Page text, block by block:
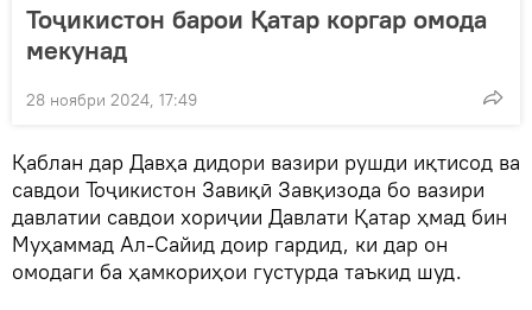
Тоҷикистон барои Қатар коргар омода
мекунад
28 ноябри 2024, 17:49
Қаблан дар Давҳа дидори вазири рушди иқтисод ва
савдои Тоҷикистон Завиқӣ Завқизода бо вазири
давлатии савдои хориҷии Давлати Қатар ҳмад бин
Муҳаммад Ал-Сайид доир гардид, ки дар он
омодаги ба ҳамкориҳои густурда таъкид шуд.